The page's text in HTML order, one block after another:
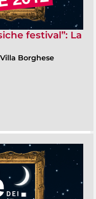
festival”: La
Borghese